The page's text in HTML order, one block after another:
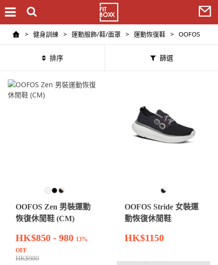
> 健身訓練 > 運動服飾/鞋/面罩 > 運動恢復鞋 > OOFOS
排序 篩選
OOFOS Zen 男裝運動
恢復休閒鞋 (CM)
HK$850 - 980 13%
OFF
HK$980
OOFOS Stride 女裝運
動恢復休閒鞋
HK$1150